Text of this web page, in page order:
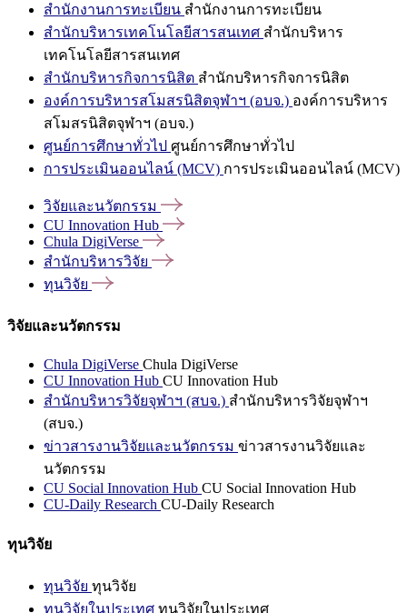
สำนักงานการทะเบียน สำนักงานการทะเบียน
สำนักบริหารเทคโนโลยีสารสนเทศ สำนักบริหาร
เทคโนโลยีสารสนเทศ
สำนักบริหารกิจการนิสิต สำนักบริหารกิจการนิสิต
องค์การบริหารสโมสรนิสิตจุฬาฯ (อบจ.) องค์การบริหาร
สโมสรนิสิตจุฬาฯ (อบจ.)
ศูนย์การศึกษาทั่วไป ศูนย์การศึกษาทั่วไป
การประเมินออนไลน์ (MCV) การประเมินออนไลน์ (MCV)
วิจัยและนวัตกรรม
CU Innovation Hub
Chula DigiVerse
สำนักบริหารวิจัย
ทุนวิจัย
วิจัยและนวัตกรรม
Chula DigiVerse Chula DigiVerse
CU Innovation Hub CU Innovation Hub
สำนักบริหารวิจัยจุฬาฯ (สบจ.) สำนักบริหารวิจัยจุฬาฯ
(สบจ.)
ข่าวสารงานวิจัยและนวัตกรรม ข่าวสารงานวิจัยและ
นวัตกรรม
CU Social Innovation Hub CU Social Innovation Hub
CU-Daily Research CU-Daily Research
ทุนวิจัย
ทุนวิจัย ทุนวิจัย
ทุนวิจัยในประเทศ ทุนวิจัยในประเทศ